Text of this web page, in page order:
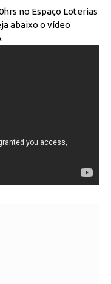
no Espaço Loterias
abaixo o vídeo